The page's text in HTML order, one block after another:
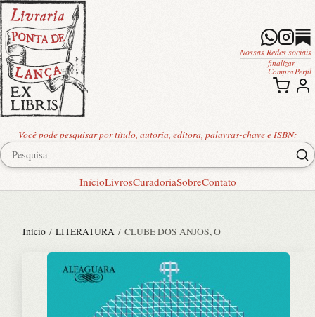
Você pode pesquisar por título, autoria, editora, palavras-chave e ISBN:
InícioLivrosCuradoriaSobreContato
Nossas Redes sociais
finalizar
Compra Perfil
Início / LITERATURA / CLUBE DOS ANJOS, O